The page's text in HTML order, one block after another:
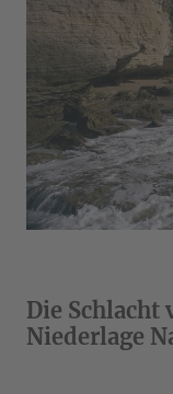
Die Schlacht
Niederlage